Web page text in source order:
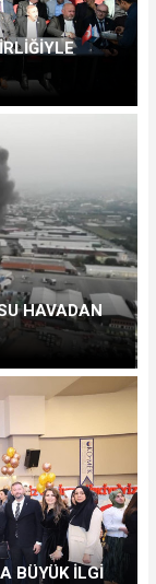
HAVADAN
BÜYÜK İLGİ